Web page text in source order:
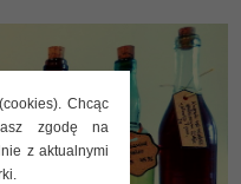
Chcąc
zgodę na
z aktualnymi